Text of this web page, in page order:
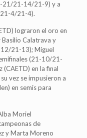
21/21-14/21-9) y a
4/21-4).
lograron el oro en
Basilio Calatrava y
21-13); Miguel
(21-10/21-
(CAETD) en la final
vez se impusieron a
en semis para
Moriel
de
y Marta Moreno